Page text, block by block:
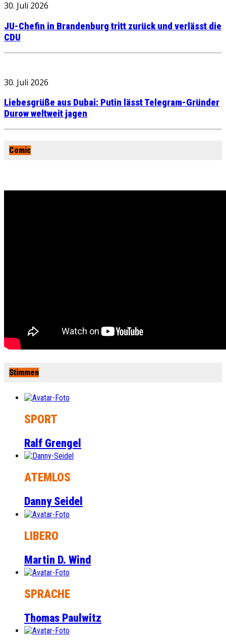
30. Juli 2026
JU-Chefin in Brandenburg tritt zurück und verlässt die
CDU
30. Juli 2026
Liebesgrüße aus Dubai: Putin lässt Telegram-Gründer
Durow weltweit jagen
Comic
Stimmen
SPORT
Ralf Grengel
ATEMLOS
Danny Seidel
LIBERO
Martin D. Wind
SPRACHE
Thomas Paulwitz